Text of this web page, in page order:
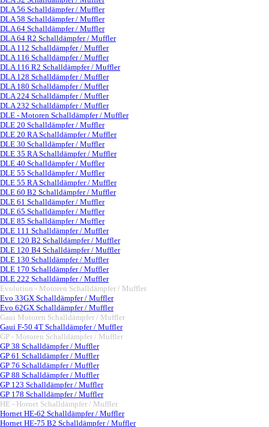
DLA 56 Schalldämpfer / Muffler
DLA 58 Schalldämpfer / Muffler
DLA 64 Schalldämpfer / Muffler
DLA 64 R2 Schalldämpfer / Muffler
DLA 112 Schalldämpfer / Muffler
DLA 116 Schalldämpfer / Muffler
DLA 116 R2 Schalldämpfer / Muffler
DLA 128 Schalldämpfer / Muffler
DLA 180 Schalldämpfer / Muffler
DLA 224 Schalldämpfer / Muffler
DLA 232 Schalldämpfer / Muffler
DLE - Motoren Schalldämpfer / Muffler▼
DLE 20 Schalldämpfer / Muffler
DLE 20 RA Schalldämpfer / Muffler
DLE 30 Schalldämpfer / Muffler
DLE 35 RA Schalldämpfer / Muffler
DLE 40 Schalldämpfer / Muffler
DLE 55 Schalldämpfer / Muffler
DLE 55 RA Schalldämpfer / Muffler
DLE 60 B2 Schalldämpfer / Muffler
DLE 61 Schalldämpfer / Muffler
DLE 65 Schalldämpfer / Muffler
DLE 85 Schalldämpfer / Muffler
DLE 111 Schalldämpfer / Muffler
DLE 120 B2 Schalldämpfer / Muffler
DLE 120 B4 Schalldämpfer / Muffler
DLE 130 Schalldämpfer / Muffler
DLE 170 Schalldämpfer / Muffler
DLE 222 Schalldämpfer / Muffler
Evolution - Motoren Schalldämpfer / Muffler
Evo 33GX Schalldämpfer / Muffler
Evo 62GX Schalldämpfer / Muffler
Gaui Motoren Schalldämpfer / Muffler
Gaui F-50 4T Schalldämpfer / Muffler
GP - Motoren Schalldämpfer / Muffler
GP 38 Schalldämpfer / Muffler
GP 61 Schalldämpfer / Muffler
GP 76 Schalldämpfer / Muffler
GP 88 Schalldämpfer / Muffler
GP 123 Schalldämpfer / Muffler
GP 178 Schalldämpfer / Muffler
HE - Hornet Schalldämpfer / Muffler
Hornet HE-62 Schalldämpfer / Muffler
Hornet HE-75 B2 Schalldämpfer / Muffler